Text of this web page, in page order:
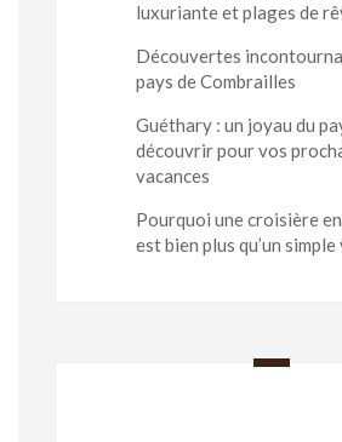
luxuriante et plages de
Découvertes
pays de Combrailles
Guéthary : un joyau du
découvrir pour vos
vacances
Pourquoi une croisière
est bien plus qu’un